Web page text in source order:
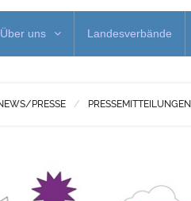
Über uns Landesverbände
PRESSE PRESSEMITTEILUNGEN